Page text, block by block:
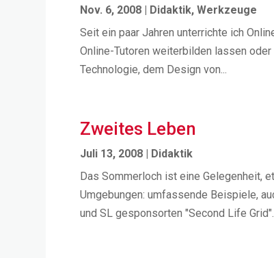
Nov. 6, 2008 | Didaktik,Werkzeuge
Seit ein paar Jahren unterrichte ich
Online-Tutoren weiterbilden lassen
Technologie, dem Design von...
Zweites Leben
Juli 13, 2008 | Didaktik
Das Sommerloch ist eine Gelegenheit,
Umgebungen: umfassende Beispiele,
und SL gesponsorten "Second Life